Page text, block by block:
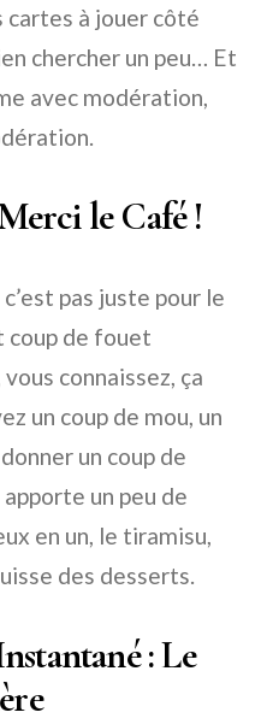
cartes à jouer côté
chercher un peu… Et
avec modération,
le Café !
pas juste pour le
coup de fouet
connaissez, ça
un coup de mou, un
un coup de
un peu de
en un, le tiramisu,
des desserts.
: Le